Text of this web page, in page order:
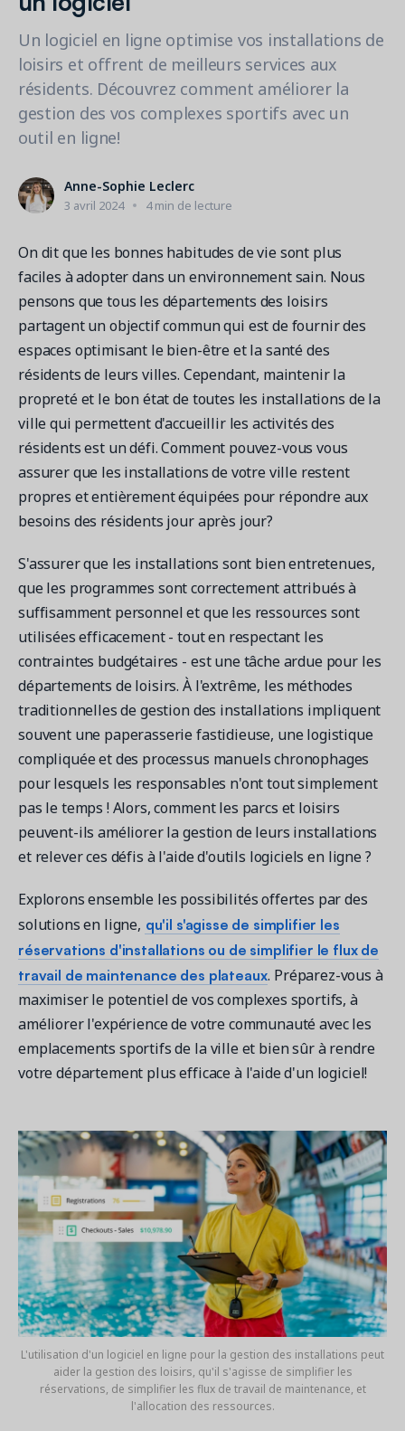
Outils de suivi et d’analyse
FONCTIONNALITÉS
Inscription en ligne
Gestion multi-sites
Paiements
Gestion du personnel
Demandez une démo
Obtenez une démonstration du logiciel d'inscription et
gestion le plus performant.
Loisirs municipaux
Natation
Centres sportifs
YMCA
Voir toutes les industries
Découvrez nos clients
Blogue
Tendances et nouveautés
Ressources et webinaires
Guides numériques et webinaires
Amilia University
Amilia University (Connexion)
Centre d'aide
Mises à jour
Étude de cas
Real Amilia customers. Inspiring stories.
Centre d'aide
1 877-343-0004
Connexion
Un logiciel en ligne optimise vos installations de
loisirs et offrent de meilleurs services aux
résidents. Découvrez comment améliorer la
gestion des vos complexes sportifs avec un
outil en ligne!
Anne-Sophie Leclerc
3 avril 2024 4 min de lecture
On dit que les bonnes habitudes de vie sont plus
faciles à adopter dans un environnement sain. Nous
pensons que tous les départements des loisirs
partagent un objectif commun qui est de fournir des
espaces optimisant le bien-être et la santé des
résidents de leurs villes. Cependant, maintenir la
propreté et le bon état de toutes les installations de la
ville qui permettent d'accueillir les activités des
résidents est un défi. Comment pouvez-vous vous
assurer que les installations de votre ville restent
propres et entièrement équipées pour répondre aux
besoins des résidents jour après jour?
S'assurer que les installations sont bien entretenues,
que les programmes sont correctement attribués à
suffisamment personnel et que les ressources sont
utilisées efficacement - tout en respectant les
contraintes budgétaires - est une tâche ardue pour les
départements de loisirs. À l'extrême, les méthodes
traditionnelles de gestion des installations impliquent
souvent une paperasserie fastidieuse, une logistique
compliquée et des processus manuels chronophages
pour lesquels les responsables n'ont tout simplement
pas le temps ! Alors, comment les parcs et loisirs
peuvent-ils améliorer la gestion de leurs installations
et relever ces défis à l'aide d'outils logiciels en ligne ?
Explorons ensemble les possibilités offertes par des
solutions en ligne, qu'il s'agisse de simplifier les
réservations d'installations ou de simplifier le flux de
travail de maintenance des plateaux. Préparez-vous à
maximiser le potentiel de vos complexes sportifs, à
améliorer l'expérience de votre communauté avec les
emplacements sportifs de la ville et bien sûr à rendre
votre département plus efficace à l'aide d'un logiciel!
L'utilisation d'un logiciel en ligne pour la gestion des installations peut
aider la gestion des loisirs, qu'il s'agisse de simplifier les
réservations, de simplifier les flux de travail de maintenance, et
l'allocation des ressources.